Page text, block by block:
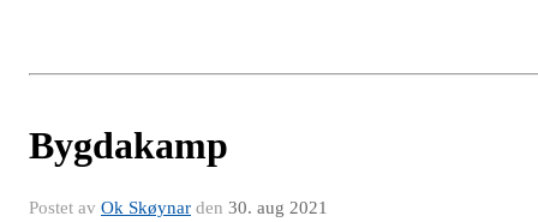
Bygdakamp
Postet av Ok Skøynar den 30. aug 2021